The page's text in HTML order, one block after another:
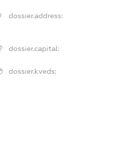
dossier.address:
dossier.capital:
dossier.kveds: